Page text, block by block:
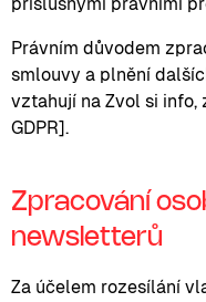
Právním důvodem
smlouvy a plnění
vztahují na Zvol si info,
GDPR].
Zpracování
newsletterů
Za účelem rozesílání